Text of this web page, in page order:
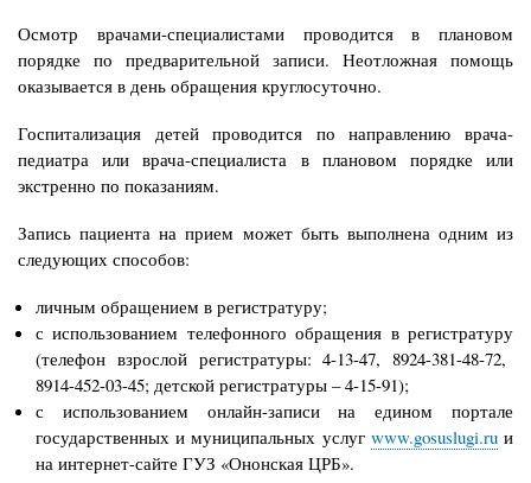
Осмотр врачами-специалистами проводится в плановом
порядке по предварительной записи. Неотложная помощь
оказывается в день обращения круглосуточно.
Госпитализация детей проводится по направлению врача-
педиатра или врача-специалиста в плановом порядке или
экстренно по показаниям.
Запись пациента на прием может быть выполнена одним из
следующих способов:
личным обращением в регистратуру;
с использованием телефонного обращения в регистратуру
(телефон взрослой регистратуры: 4-13-47, 8924-381-48-72,
8914-452-03-45; детской регистратуры – 4-15-91);
с использованием онлайн-записи наедином портале
государственных и муниципальных услуг www.gosuslugi.ruи
на интернет-сайте ГУЗ «Ононская ЦРБ».